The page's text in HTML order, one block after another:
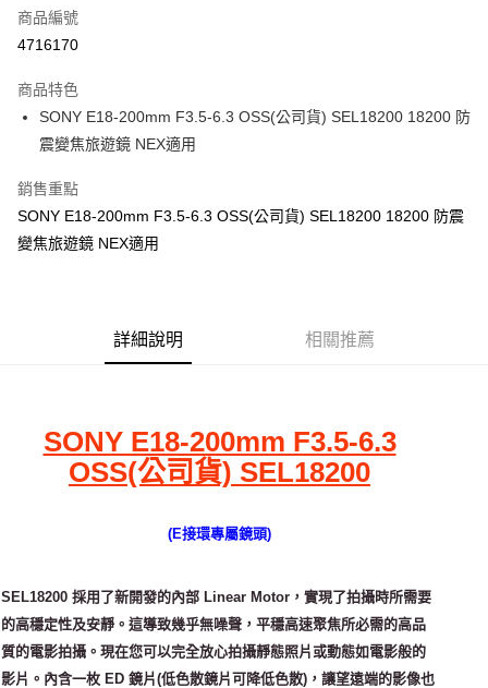
LINE Pay
悠遊付
宅配
每筆NT$100，滿NT$1,000(含以上)免運費
商品編號
4716170
商品特色
SONY E18-200mm F3.5-6.3 OSS(公司貨) SEL18200 18200 防
震變焦旅遊鏡 NEX適用
銷售重點
SONY E18-200mm F3.5-6.3 OSS(公司貨) SEL18200 18200 防震
變焦旅遊鏡 NEX適用
詳細說明 相關推薦
SONY E18-200mm F3.5-6.3
OSS(公司貨) SEL18200
(E接環專屬鏡頭)
SEL18200 採用了新開發的內部 Linear Motor，實現了拍攝時所需要
的高穩定性及安靜。這導致幾乎無噪聲，平穩高速聚焦所必需的高品
質的電影拍攝。現在您可以完全放心拍攝靜態照片或動態如電影般的
影片。內含一枚 ED 鏡片(低色散鏡片可降低色散)，讓望遠端的影像也